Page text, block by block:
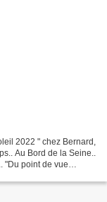
2022 " chez Bernard,
Au Bord de la Seine..
"Du point de vue